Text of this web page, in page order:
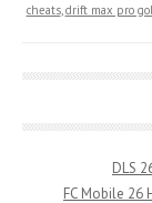
cheats, drift max pro
DLS
FC Mobile 26